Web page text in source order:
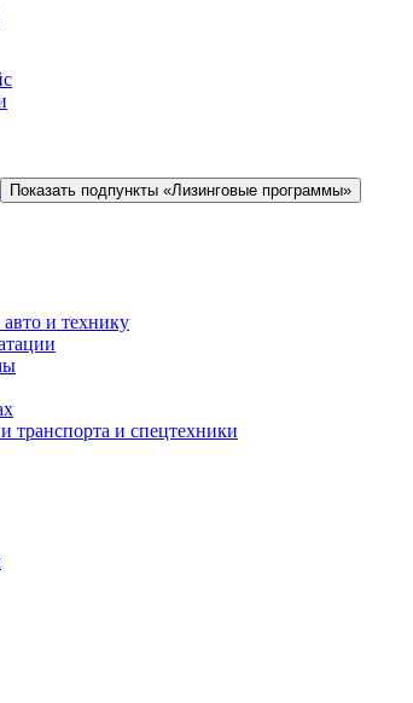
Показать подпункты «Лизинговые программы»
и технику
транспорта и спецтехники